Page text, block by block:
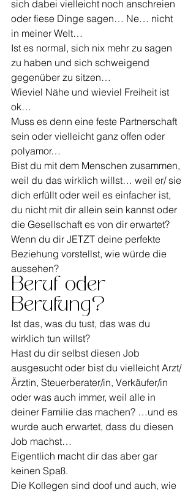
sich dabei vielleicht noch anschreien
oder fiese Dinge sagen… Ne… nicht
in meiner Welt…
Ist es normal, sich nix mehr zu sagen
zu haben und sich schweigend
gegenüber zu sitzen…
Wieviel Nähe und wieviel Freiheit ist
ok…
Muss es denn eine feste Partnerschaft
sein oder vielleicht ganz offen oder
polyamor…
Bist du mit dem Menschen zusammen,
weil du das wirklich willst… weil er/ sie
dich erfüllt oder weil es einfacher ist,
du nicht mit dir allein sein kannst oder
die Gesellschaft es von dir erwartet?
Wenn du dir JETZT deine perfekte
Beziehung vorstellst, wie würde die
aussehen?
Beruf oder
Berufung?
Ist das, was du tust, das was du
wirklich tun willst?
Hast du dir selbst diesen Job
ausgesucht oder bist du vielleicht Arzt/
Ärztin, Steuerberater/in, Verkäufer/in
oder was auch immer, weil alle in
deiner Familie das machen? …und es
wurde auch erwartet, dass du diesen
Job machst…
Eigentlich macht dir das aber gar
keinen Spaß.
Die Kollegen sind doof und auch, wie